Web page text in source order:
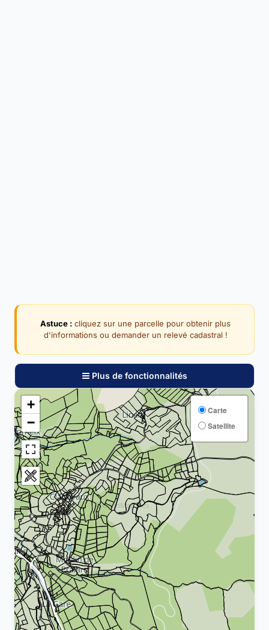
Astuce : cliquez sur une parcelle pour obtenir plus
d'informations ou demander un relevé cadastral !
Plus de fonctionnalités
+
−
Carte
Satellite